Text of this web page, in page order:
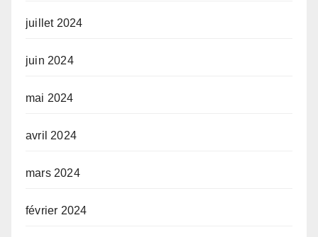
juillet 2024
juin 2024
mai 2024
avril 2024
mars 2024
février 2024